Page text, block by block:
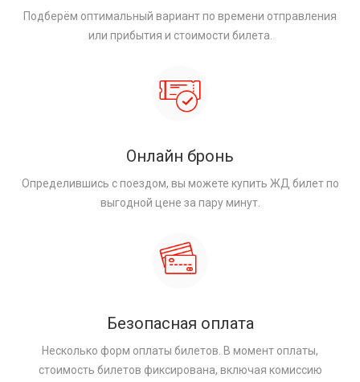
Подберём оптимальный вариант по времени отправления
или прибытия и стоимости билета.
Онлайн бронь
Определившись с поездом, вы можете купить ЖД билет по
выгодной цене за пару минут.
Безопасная оплата
Несколько форм оплаты билетов. В момент оплаты,
стоимость билетов фиксирована, включая комиссию